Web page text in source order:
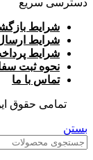
شرایط
شرایط
شرایط
نحوه ثبت
تماس با ما
تمامی حقوق
بستن